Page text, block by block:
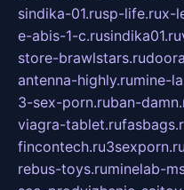
sindika-01.rusp-life.rux-
e-abis-1-c.rusindika01.ru
store-brawlstars.ru
antenna-highly.rumine-
3-sex-porn.ruban-
viagra-tablet.ru
fincontech.ru3sexporn.ru
rebus-toys.ruminelab-